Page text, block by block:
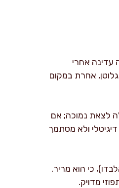
עדינה אחרי
אחרת במקום
עלולה לצאת נמוכה; אם
ולא מסתמך
כי הוא מריר.